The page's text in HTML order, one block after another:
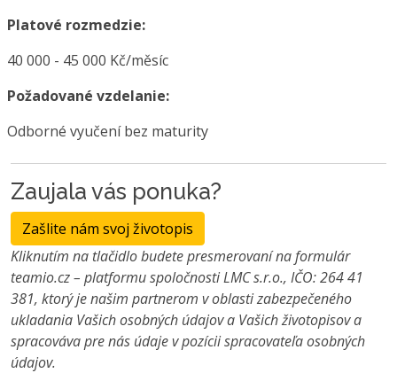
Platové rozmedzie:
40 000 - 45 000 Kč/měsíc
Požadované vzdelanie:
Odborné vyučení bez maturity
Zaujala vás ponuka?
Zašlite nám svoj životopis
Kliknutím na tlačidlo budete presmerovaní na formulár
teamio.cz – platformu spoločnosti LMC s.r.o., IČO: 264 41
381, ktorý je našim partnerom v oblasti zabezpečeného
ukladania Vašich osobných údajov a Vašich životopisov a
spracováva pre nás údaje v pozícii spracovateľa osobných
údajov.